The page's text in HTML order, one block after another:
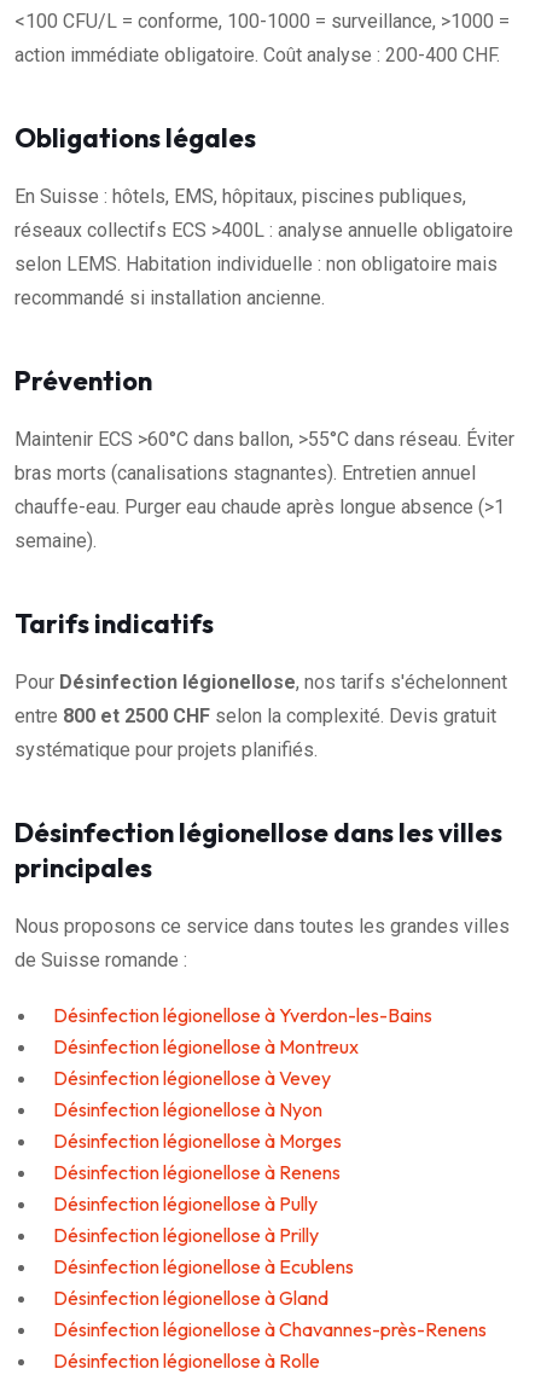
<100 CFU/L = conforme, 100-1000 = surveillance, >1000 =
action immédiate obligatoire. Coût analyse : 200-400 CHF.
Obligations légales
En Suisse : hôtels, EMS, hôpitaux, piscines publiques,
réseaux collectifs ECS >400L : analyse annuelle obligatoire
selon LEMS. Habitation individuelle : non obligatoire mais
recommandé si installation ancienne.
Prévention
Maintenir ECS >60°C dans ballon, >55°C dans réseau. Éviter
bras morts (canalisations stagnantes). Entretien annuel
chauffe-eau. Purger eau chaude après longue absence (>1
semaine).
Tarifs indicatifs
Pour Désinfection légionellose, nos tarifs s'échelonnent
entre 800 et 2500 CHF selon la complexité. Devis gratuit
systématique pour projets planifiés.
Désinfection légionellose dans les villes
principales
Nous proposons ce service dans toutes les grandes villes
de Suisse romande :
Désinfection légionellose à Yverdon-les-Bains
Désinfection légionellose à Montreux
Désinfection légionellose à Vevey
Désinfection légionellose à Nyon
Désinfection légionellose à Morges
Désinfection légionellose à Renens
Désinfection légionellose à Pully
Désinfection légionellose à Prilly
Désinfection légionellose à Ecublens
Désinfection légionellose à Gland
Désinfection légionellose à Chavannes-près-Renens
Désinfection légionellose à Rolle